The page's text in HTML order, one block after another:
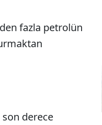
fazla petrolün
derece